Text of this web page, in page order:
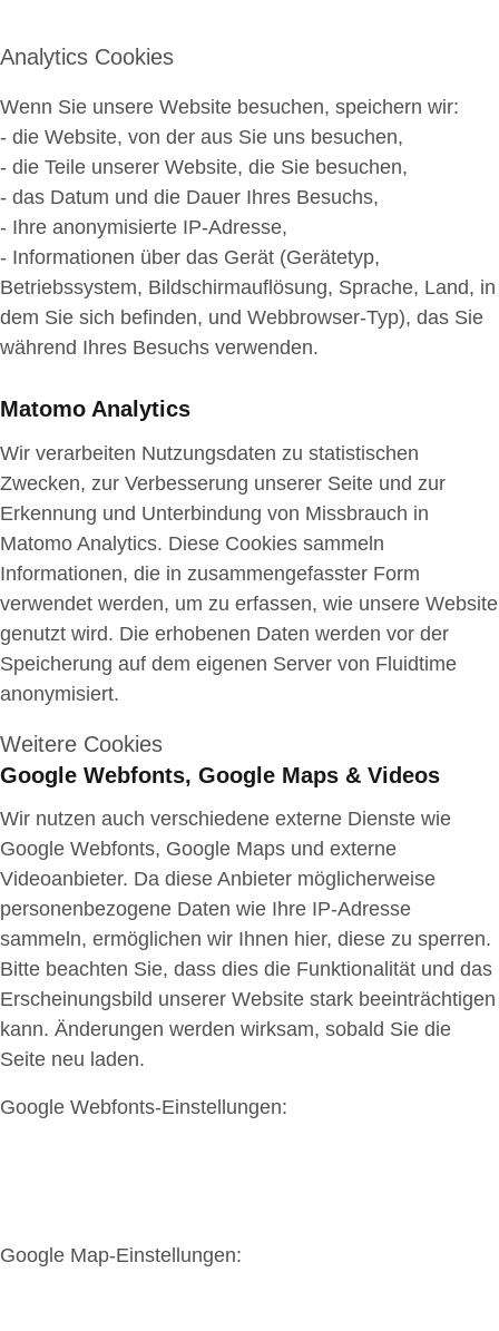
Analytics Cookies
Wenn Sie unsere Website besuchen, speichern wir:
- die Website, von der aus Sie uns besuchen,
- die Teile unserer Website, die Sie besuchen,
- das Datum und die Dauer Ihres Besuchs,
- Ihre anonymisierte IP-Adresse,
- Informationen über das Gerät (Gerätetyp,
Betriebssystem, Bildschirmauflösung, Sprache, Land, in
dem Sie sich befinden, und Webbrowser-Typ), das Sie
während Ihres Besuchs verwenden.
Matomo Analytics
Wir verarbeiten Nutzungsdaten zu statistischen
Zwecken, zur Verbesserung unserer Seite und zur
Erkennung und Unterbindung von Missbrauch in
Matomo Analytics. Diese Cookies sammeln
Informationen, die in zusammengefasster Form
verwendet werden, um zu erfassen, wie unsere Website
genutzt wird. Die erhobenen Daten werden vor der
Speicherung auf dem eigenen Server von Fluidtime
anonymisiert.
Weitere Cookies
Google Webfonts, Google Maps & Videos
Wir nutzen auch verschiedene externe Dienste wie
Google Webfonts, Google Maps und externe
Videoanbieter. Da diese Anbieter möglicherweise
personenbezogene Daten wie Ihre IP-Adresse
sammeln, ermöglichen wir Ihnen hier, diese zu sperren.
Bitte beachten Sie, dass dies die Funktionalität und das
Erscheinungsbild unserer Website stark beeinträchtigen
kann. Änderungen werden wirksam, sobald Sie die
Seite neu laden.
Google Webfonts-Einstellungen:
Google Map-Einstellungen: